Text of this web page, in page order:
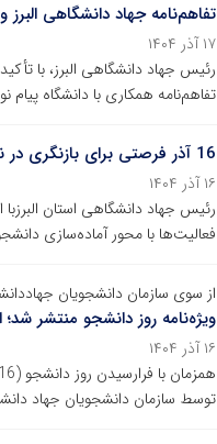
تفاهم‌نامه جهاد دانشگاهی
۱۷ آذر ۱۴۰۴
رئیس جهاد دانشگاهی البرز، با
تفاهم‌نامه همکاری با دانشگاه
16 آذر فرصتی برای بازنگری در نقش دانشجو است
۱۶ آذر ۱۴۰۴
رئیس جهاد دانشگاهی استان
فعالیت‌ها با محور آماده‌سازی
از سوی سازمان دانشجویان
ویژه‌نامه روز دانشجو منتشر
۱۶ آذر ۱۴۰۴
توسط سازمان دانشجویان جهاد